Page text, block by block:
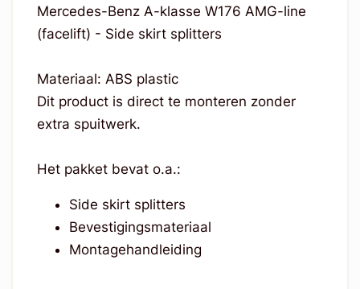
Mercedes-Benz A-klasse W176 AMG-line
(facelift) - Side skirt splitters
Materiaal: ABS plastic
Dit product is direct te monteren zonder
extra spuitwerk.
Het pakket bevat o.a.:
Side skirt splitters
Bevestigingsmateriaal
Montagehandleiding